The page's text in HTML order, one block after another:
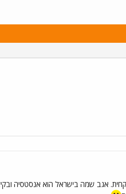
אגב שמה בישראל הוא אנסטסיה